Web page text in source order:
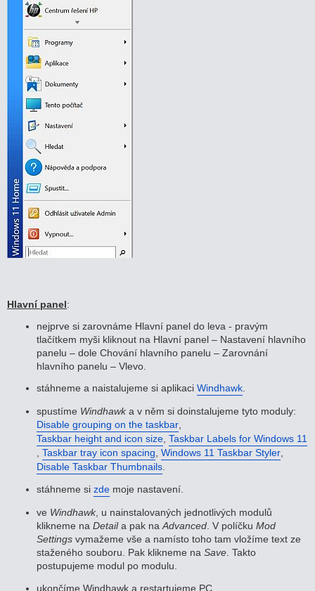
Hlavní panel:
nejprve si zarovnáme Hlavní panel do leva - pravým
tlačítkem myši kliknout na Hlavní panel – Nastavení hlavního
panelu – dole Chování hlavního panelu – Zarovnání
hlavního panelu – Vlevo.
stáhneme a naistalujeme si aplikaci Windhawk
spustíme Windhawka v něm si doinstalujeme tyto moduly:
Disable grouping on the taskbar
Taskbar height and icon size Taskbar Labels for Windows 11
Taskbar tray icon spacing Windows 11 Taskbar Styler
Disable Taskbar Thumbnails
stáhneme si zde moje nastavení.
ve Windhawk, u nainstalovaných jednotlivých modulů
klikneme na Detaila pak na Advanced . V políčku Mod
Settings vymažeme vše a namísto toho tam vložíme text ze
staženého souboru. Pak klikneme na Save . Takto
postupujeme modul po modulu.
ukončíme Windhawk a restartujeme PC.